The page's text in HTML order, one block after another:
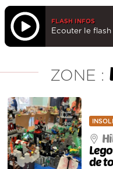
FLASH INFOS
Ecouter le
ZONE :
de